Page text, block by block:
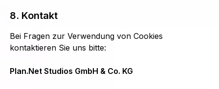
8. Kontakt
Bei Fragen zur Verwendung von Cookies
kontaktieren Sie uns bitte:
Plan.Net Studios GmbH & Co. KG